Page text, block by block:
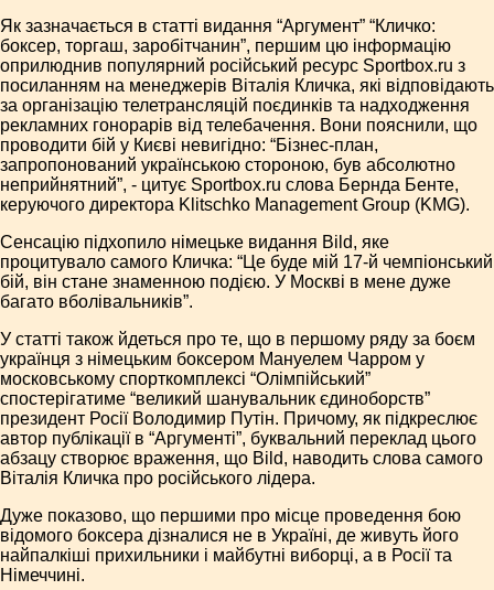
Як зазначається в статті видання “Аргумент” “Кличко:
боксер, торгаш, заробітчанин”, першим цю інформацію
оприлюднив популярний російський ресурс Sportbox.ru з
посиланням на менеджерів Віталія Кличка, які відповідають
за організацію телетрансляцій поєдинків та надходження
рекламних гонорарів від телебачення. Вони пояснили, що
проводити бій у Києві невигідно: “Бізнес-план,
запропонований українською стороною, був абсолютно
неприйнятний”, - цитує Sportbox.ru слова Бернда Бенте,
керуючого директора Klitschko Management Group (KMG).
Сенсацію підхопило німецьке видання Bild, яке
процитувало самого Кличка: “Це буде мій 17-й чемпіонський
бій, він стане знаменною подією. У Москві в мене дуже
багато вболівальників”.
У статті також йдеться про те, що в першому ряду за боєм
українця з німецьким боксером Мануелем Чарром у
московському спорткомплексі “Олімпійський”
спостерігатиме “великий шанувальник єдиноборств”
президент Росії Володимир Путін. Причому, як підкреслює
автор публікації в “Аргументі”, буквальний переклад цього
абзацу створює враження, що Bild, наводить слова самого
Віталія Кличка про російського лідера.
Дуже показово, що першими про місце проведення бою
відомого боксера дізналися не в Україні, де живуть його
найпалкіші прихильники і майбутні виборці, а в Росії та
Німеччині.